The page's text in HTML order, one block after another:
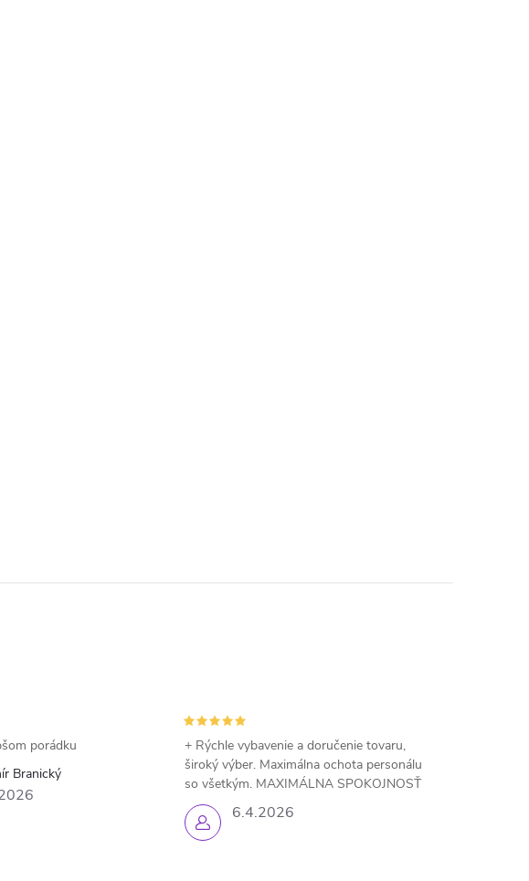
Branický
porádku
6.4.2026
+ Rýchle vybavenie a doručenie tovaru,
široký výber. Maximálna ochota personálu
so všetkým. MAXIMÁLNA SPOKOJNOSŤ